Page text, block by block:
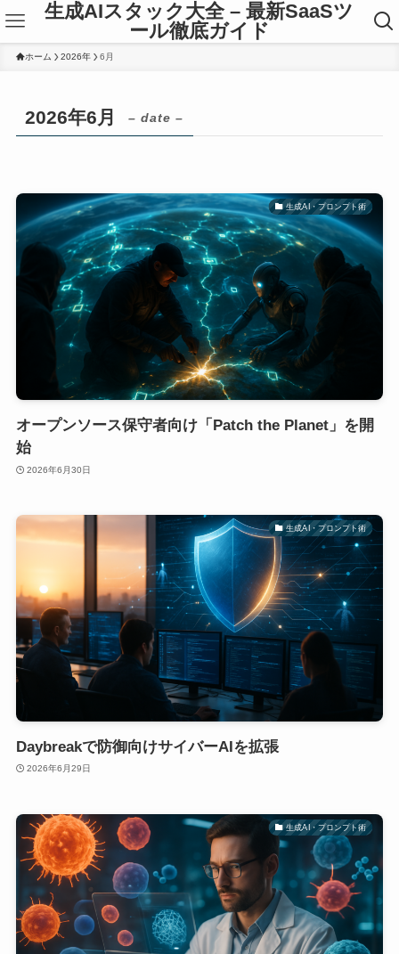
生成AIスタック大全 – 最新SaaSツ
ール徹底ガイド
ホーム 2026年 6月
2026年6月 – date –
生成AI・プロンプト術
オープンソース保守者向け「Patch the Planet」を開
始
2026年6月30日
生成AI・プロンプト術
Daybreakで防御向けサイバーAIを拡張
2026年6月29日
生成AI・プロンプト術